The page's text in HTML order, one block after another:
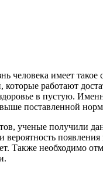
человека имеет такое
работают
в пустую.
поставленной
ученые получили
Также необходимо